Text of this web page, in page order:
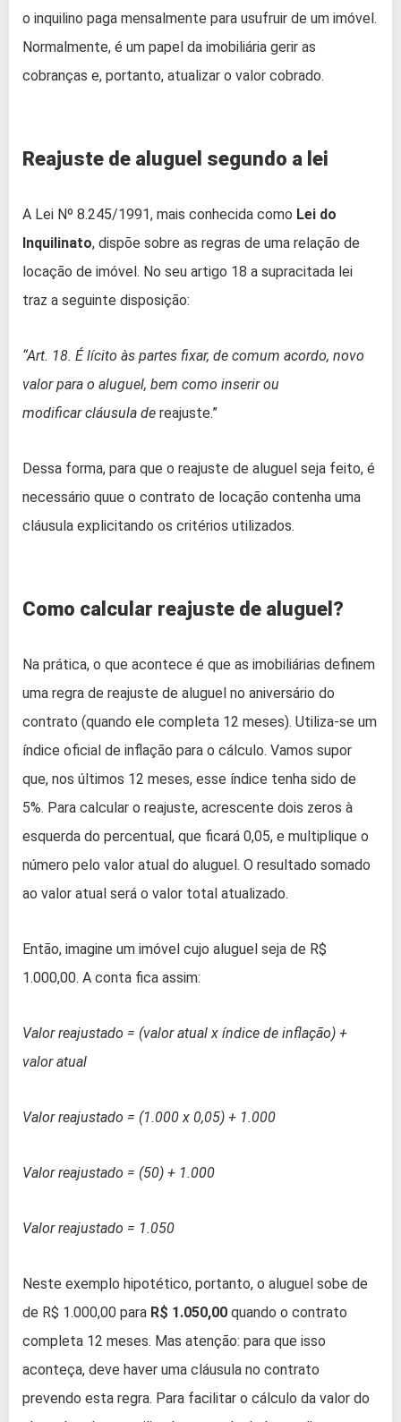
o inquilino paga mensalmente para usufruir de um imóvel.
Normalmente, é um papel da imobiliária gerir as
cobranças e, portanto, atualizar o valor cobrado.
Reajuste de aluguel segundo a lei
A Lei Nº 8.245/1991, mais conhecida como Lei do
Inquilinato, dispõe sobre as regras de uma relação de
locação de imóvel. No seu artigo 18 a supracitada lei
traz a seguinte disposição:
“Art. 18. É lícito às partes fixar, de comum acordo, novo
valor para o aluguel, bem como inserir ou
modificar cláusula de reajuste.”
Dessa forma, para que o reajuste de aluguel seja feito, é
necessário quue o contrato de locação contenha uma
cláusula explicitando os critérios utilizados.
Como calcular reajuste de aluguel?
Na prática, o que acontece é que as imobiliárias definem
uma regra de reajuste de aluguel no aniversário do
contrato (quando ele completa 12 meses). Utiliza-se um
índice oficial de inflação para o cálculo. Vamos supor
que, nos últimos 12 meses, esse índice tenha sido de
5%. Para calcular o reajuste, acrescente dois zeros à
esquerda do percentual, que ficará 0,05, e multiplique o
número pelo valor atual do aluguel. O resultado somado
ao valor atual será o valor total atualizado.
Então, imagine um imóvel cujo aluguel seja de R$
1.000,00. A conta fica assim:
Valor reajustado = (valor atual x índice de inflação) +
valor atual
Valor reajustado = (1.000 x 0,05) + 1.000
Valor reajustado = (50) + 1.000
Valor reajustado = 1.050
Neste exemplo hipotético, portanto, o aluguel sobe de
de R$ 1.000,00 para R$ 1.050,00 quando o contrato
completa 12 meses. Mas atenção: para que isso
aconteça, deve haver uma cláusula no contrato
prevendo esta regra. Para facilitar o cálculo da valor do